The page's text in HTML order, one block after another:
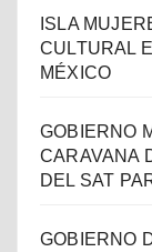
ISLA
CULTURAL
MÉXICO
GOBIERNO
CARAVANA
DEL SAT
GOBIERNO